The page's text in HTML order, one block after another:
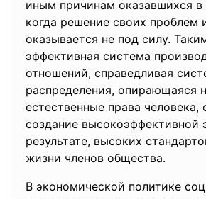
иным причинам оказавшихся в
когда решение своих проблем
оказывается не под силу.
эффективная система
отношений, справедливая
распределения, опирающаяся
естественные права человека,
создание высокоэффективной
результате, высоких
жизни членов общества.
В экономической политике